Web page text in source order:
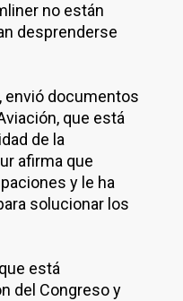
no están
desprenderse
envió documentos
que está
de la
afirma que
y le ha
solucionar los
está
del Congreso y